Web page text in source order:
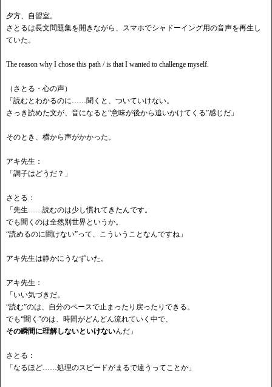
夕方、自習室。
さとるは長文問題集を開きながら、スマホでシャドーイング用の音声を再生し
ていた。
The reason why I chose this path / is that I wanted to challenge myself.
（さとる・心の声）
「読むとわかるのに……聞くと、ついていけない。
さっき読めた文が、音になると“意味が後から追いかけてくる”感じだ」
そのとき、横から声がかかった。
アキ先生：
「調子はどうだ？」
さとる：
「先生……読むのは少し慣れてきたんです。
でも聞くのは全然別世界というか。
“読めるのに聞けない”って、こういうことなんですね」
アキ先生は静かにうなずいた。
アキ先生：
「いい気づきだ。
“読む”のは、自分のペースで止まったり戻ったりできる。
でも“聞く”のは、時間がどんどん流れていく中で、
その瞬間に理解しないといけないんだ」
さとる：
「なるほど……処理のスピードがまるで違うってことか」